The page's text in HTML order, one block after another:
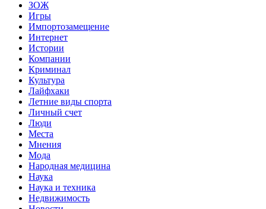
ЗОЖ
Игры
Импортозамещение
Интернет
Истории
Компании
Криминал
Культура
Лайфхаки
Летние виды спорта
Личный счет
Люди
Места
Мнения
Мода
Народная медицина
Наука
Наука и техника
Недвижимость